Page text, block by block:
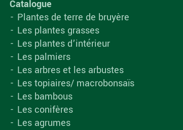
Catalogue
Plantes de terre de bruyère
Les plantes grasses
Les plantes d’intérieur
Les palmiers
Les arbres et les arbustes
Les topiaires/ macrobonsaïs
Les bambous
Les conifères
Les agrumes